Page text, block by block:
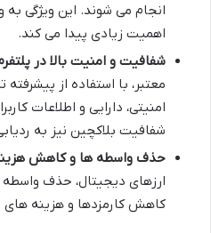
انجام می شوند. این ویژگی به
اهمیت زیادی پیدا می کند.
شفافیت و امنیت بالا در
معتبر، با استفاده از
امنیتی، دارایی و اطلاعات
شفافیت بلاکچین نیز به
حذف واسطه ها و کاهش
ارزهای دیجیتال، حذف
کاهش کارمزدها و هزینه